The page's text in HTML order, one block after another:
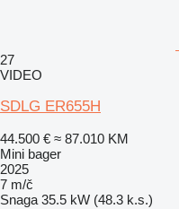
27
VIDEO
SDLG ER655H
44.500 € ≈ 87.010 KM
Mini bager
2025
7 m/č
Snaga 35.5 kW (48.3 k.s.)